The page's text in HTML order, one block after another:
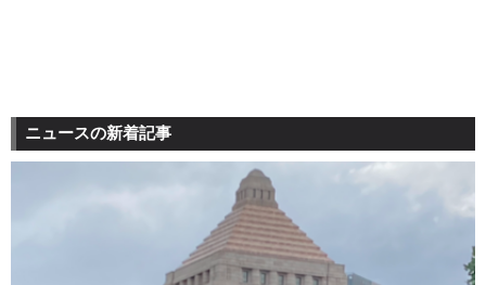
ニュースの新着記事